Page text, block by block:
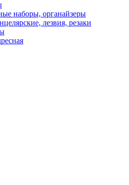
наборы, органайзеры
лезвия, резаки